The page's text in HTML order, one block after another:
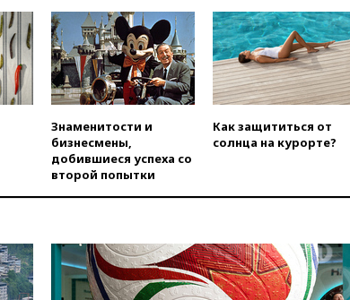
инцидент с дроном в
аэропорту Лейпцига —
«сценарий гибридной атаки»
09:32
В Тверской области
обломки дрона повредили
Wildberries
09:18
в США
08:54В Таиланде сегодня
прощаются с молодыми
Знаменитости и
бизнесмены,
добившиеся успеха со
второй попытки
Как защититься от
солнца на курорте?